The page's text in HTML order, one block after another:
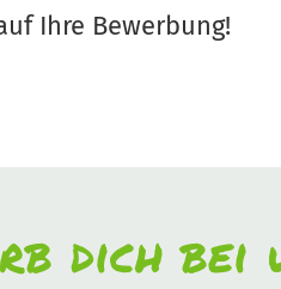
Ihre Bewerbung!
dich bei